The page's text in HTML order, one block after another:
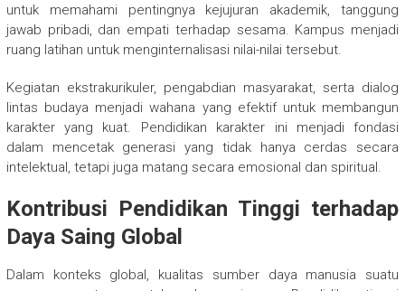
untuk memahami pentingnya kejujuran akademik, tanggung
jawab pribadi, dan empati terhadap sesama. Kampus menjadi
ruang latihan untuk menginternalisasi nilai-nilai tersebut.
Kegiatan ekstrakurikuler, pengabdian masyarakat, serta dialog
lintas budaya menjadi wahana yang efektif untuk membangun
karakter yang kuat. Pendidikan karakter ini menjadi fondasi
dalam mencetak generasi yang tidak hanya cerdas secara
intelektual, tetapi juga matang secara emosional dan spiritual.
Kontribusi Pendidikan Tinggi terhadap
Daya Saing Global
Dalam konteks global, kualitas sumber daya manusia suatu